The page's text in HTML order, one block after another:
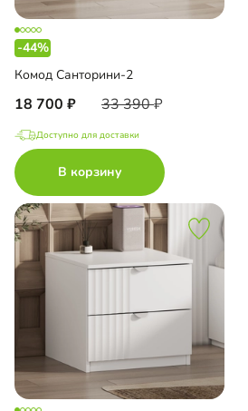
-44%
Комод Санторини-2
18 700 33 390
Доступно для доставки
В корзину